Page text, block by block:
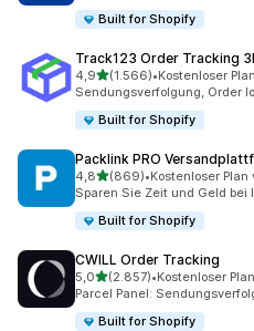
Built for Shopify
Track123 Order Tracking
4,9von 5 Sternen
(1.566)
1566 Rezensionen insgesamt
•Kostenloser
Sendungsverfolgung, Order
Built for Shopify
Packlink PRO
4,8von 5 Sternen
(869)
869 Rezensionen insgesamt
•Kostenloser Plan
Sparen Sie Zeit und Geld
Built for Shopify
CWILL Order Tracking
5,0von 5 Sternen
(2.857)
2857 Rezensionen insgesamt
•Kostenloser
Parcel Panel:
Built for Shopify